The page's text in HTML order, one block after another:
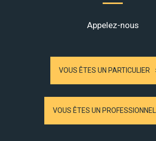
Appelez-nous
VOUS ÊTES UN PARTICULIER
VOUS ÊTES UN PROFESSIONNEL